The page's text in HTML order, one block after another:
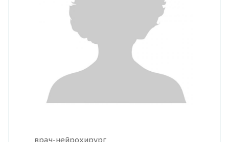
врач-нейрохирург